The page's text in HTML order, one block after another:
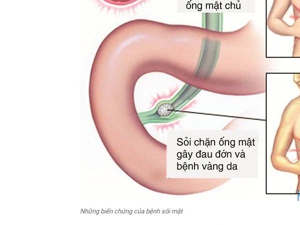
Những biến chứng của bệnh sỏi mật